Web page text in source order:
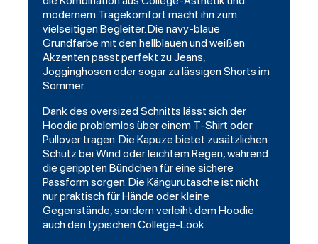
modernem Tragekomfort macht ihn zum
vielseitigen Begleiter. Die navy-blaue
Grundfarbe mit den hellblauen und weißen
Akzenten passt perfekt zu Jeans,
Jogginghosen oder sogar zu lässigenShorts im
Sommer.
Dank des oversized Schnitts lässt sich der
Hoodie problemlos über einem T-Shirt oder
Pullover tragen. Die Kapuze bietet zusätzlichen
Schutz bei Wind oder leichtem Regen, während
die gerippten Bündchen für eine sichere
Passform sorgen. Die Kängurutasche ist nicht
nur praktisch für Hände oder kleine
Gegenstände, sondern verleiht dem Hoodie
auch den typischen College-Look.